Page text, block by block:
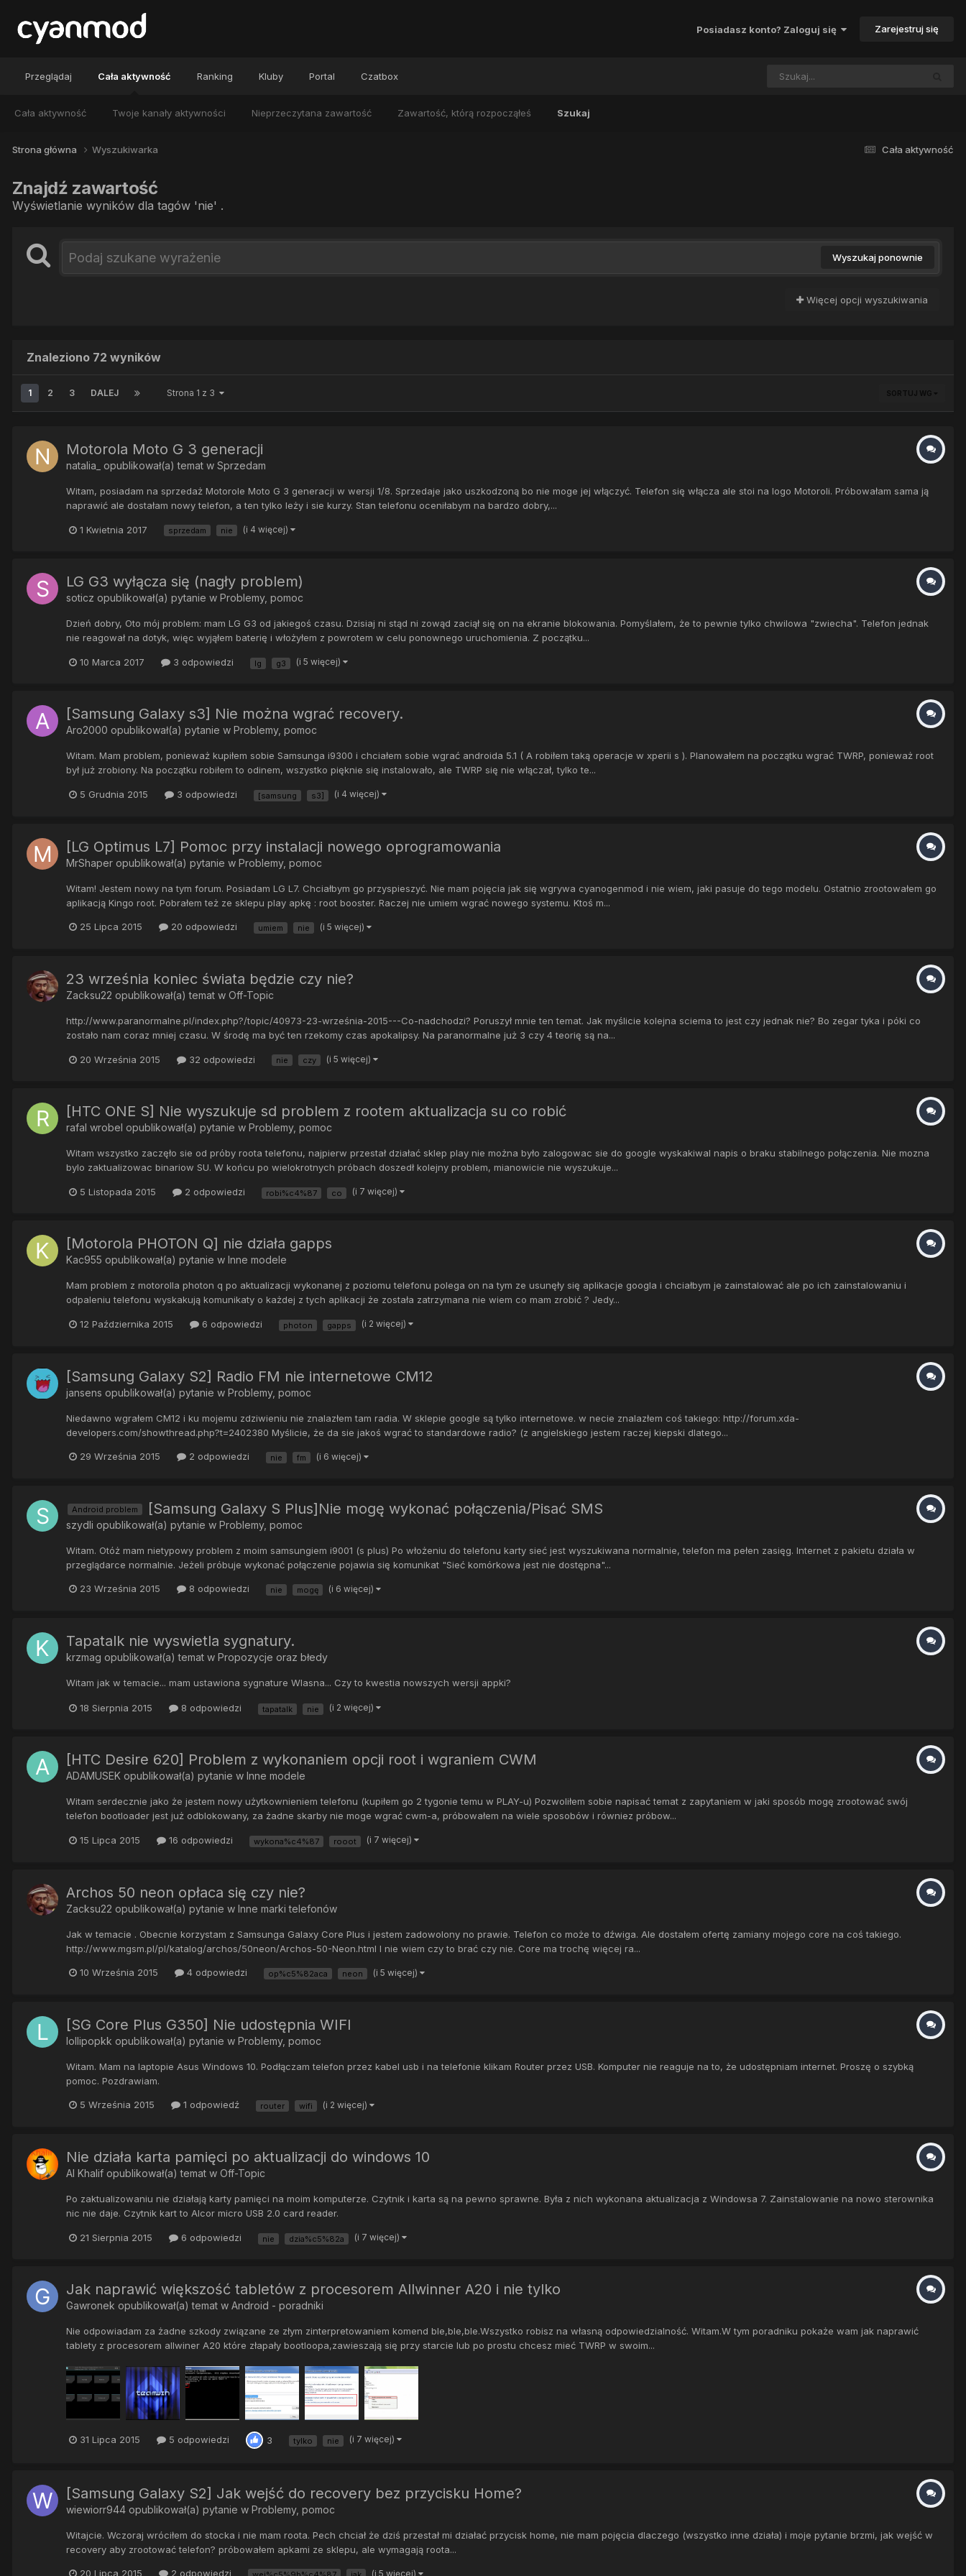
Posiadasz konto? Zaloguj się Zarejestruj się
Przeglądaj Cała aktywność
Cała aktywność Twoje kanały aktywności Nieprzeczytana zawartość Zawartość, którą rozpocząłeś Szukaj
Ranking Kluby Portal Czatbox
Cała aktywność
Strona główna Wyszukiwarka
Znajdź zawartość
Wyświetlanie wyników dla tagów 'nie' .
Wyszukaj ponownie
Więcej opcji wyszukiwania
Znaleziono 72 wyników
1 2 3 DALEJ Strona 1 z 3 SORTUJ WG
Motorola Moto G 3 generacji
natalia_ opublikował(a) temat w Sprzedam
Witam, posiadam na sprzedaż Motorole Moto G 3 generacji w wersji 1/8. Sprzedaje jako uszkodzoną bo nie moge jej włączyć. Telefon się włącza ale stoi na logo Motoroli. Próbowałam sama ją
naprawić ale dostałam nowy telefon, a ten tylko leży i sie kurzy. Stan telefonu oceniłabym na bardzo dobry,...
1 Kwietnia 2017 sprzedam nie (i 4 więcej)
LG G3 wyłącza się (nagły problem)
soticz opublikował(a) pytanie w Problemy, pomoc
Dzień dobry, Oto mój problem: mam LG G3 od jakiegoś czasu. Dzisiaj ni stąd ni zowąd zaciął się on na ekranie blokowania. Pomyślałem, że to pewnie tylko chwilowa "zwiecha". Telefon jednak
nie reagował na dotyk, więc wyjąłem baterię i włożyłem z powrotem w celu ponownego uruchomienia. Z początku...
10 Marca 2017 3 odpowiedzi lg g3 (i 5 więcej)
[Samsung Galaxy s3] Nie można wgrać recovery.
Aro2000 opublikował(a) pytanie w Problemy, pomoc
Witam. Mam problem, ponieważ kupiłem sobie Samsunga i9300 i chciałem sobie wgrać androida 5.1 ( A robiłem taką operacje w xperii s ). Planowałem na początku wgrać TWRP, ponieważ root
był już zrobiony. Na początku robiłem to odinem, wszystko pięknie się instalowało, ale TWRP się nie włączał, tylko te...
5 Grudnia 2015 3 odpowiedzi [samsung s3] (i 4 więcej)
[LG Optimus L7] Pomoc przy instalacji nowego oprogramowania
MrShaper opublikował(a) pytanie w Problemy, pomoc
Witam! Jestem nowy na tym forum. Posiadam LG L7. Chciałbym go przyspieszyć. Nie mam pojęcia jak się wgrywa cyanogenmod i nie wiem, jaki pasuje do tego modelu. Ostatnio zrootowałem go
aplikacją Kingo root. Pobrałem też ze sklepu play apkę : root booster. Raczej nie umiem wgrać nowego systemu. Ktoś m...
25 Lipca 2015 20 odpowiedzi umiem nie (i 5 więcej)
23 września koniec świata będzie czy nie?
Zacksu22 opublikował(a) temat w Off-Topic
http://www.paranormalne.pl/index.php?/topic/40973-23-września-2015---Co-nadchodzi? Poruszył mnie ten temat. Jak myślicie kolejna sciema to jest czy jednak nie? Bo zegar tyka i póki co
zostało nam coraz mniej czasu. W środę ma być ten rzekomy czas apokalipsy. Na paranormalne już 3 czy 4 teorię są na...
20 Września 2015 32 odpowiedzi nie czy (i 5 więcej)
[HTC ONE S] Nie wyszukuje sd problem z rootem aktualizacja su co robić
rafal wrobel opublikował(a) pytanie w Problemy, pomoc
Witam wszystko zaczęło sie od próby roota telefonu, najpierw przestał działać sklep play nie można było zalogowac sie do google wyskakiwal napis o braku stabilnego połączenia. Nie mozna
bylo zaktualizowac binariow SU. W końcu po wielokrotnych próbach doszedł kolejny problem, mianowicie nie wyszukuje...
5 Listopada 2015 2 odpowiedzi robi%c4%87 co (i 7 więcej)
[Motorola PHOTON Q] nie działa gapps
Kac955 opublikował(a) pytanie w Inne modele
Mam problem z motorolla photon q po aktualizacji wykonanej z poziomu telefonu polega on na tym ze usunęły się aplikacje googla i chciałbym je zainstalować ale po ich zainstalowaniu i
odpaleniu telefonu wyskakują komunikaty o każdej z tych aplikacji że została zatrzymana nie wiem co mam zrobić ? Jedy...
12 Października 2015 6 odpowiedzi photon gapps (i 2 więcej)
[Samsung Galaxy S2] Radio FM nie internetowe CM12
jansens opublikował(a) pytanie w Problemy, pomoc
Niedawno wgrałem CM12 i ku mojemu zdziwieniu nie znalazłem tam radia. W sklepie google są tylko internetowe. w necie znalazłem coś takiego: http://forum.xda-
developers.com/showthread.php?t=2402380 Myślicie, że da sie jakoś wgrać to standardowe radio? (z angielskiego jestem raczej kiepski dlatego...
29 Września 2015 2 odpowiedzi nie fm (i 6 więcej)
Android problem [Samsung Galaxy S Plus]Nie mogę wykonać połączenia/Pisać SMS
szydli opublikował(a) pytanie w Problemy, pomoc
Witam. Otóż mam nietypowy problem z moim samsungiem i9001 (s plus) Po włożeniu do telefonu karty sieć jest wyszukiwana normalnie, telefon ma pełen zasięg. Internet z pakietu działa w
przeglądarce normalnie. Jeżeli próbuje wykonać połączenie pojawia się komunikat "Sieć komórkowa jest nie dostępna"...
23 Września 2015 8 odpowiedzi nie mogę (i 6 więcej)
Tapatalk nie wyswietla sygnatury.
krzmag opublikował(a) temat w Propozycje oraz błedy
Witam jak w temacie... mam ustawiona sygnature Wlasna... Czy to kwestia nowszych wersji appki?
18 Sierpnia 2015 8 odpowiedzi tapatalk nie (i 2 więcej)
[HTC Desire 620] Problem z wykonaniem opcji root i wgraniem CWM
ADAMUSEK opublikował(a) pytanie w Inne modele
Witam serdecznie jako że jestem nowy użytkownieniem telefonu (kupiłem go 2 tygonie temu w PLAY-u) Pozwoliłem sobie napisać temat z zapytaniem w jaki sposób mogę zrootować swój
telefon bootloader jest już odblokowany, za żadne skarby nie moge wgrać cwm-a, próbowałem na wiele sposobów i równiez próbow...
15 Lipca 2015 16 odpowiedzi wykona%c4%87 rooot (i 7 więcej)
Archos 50 neon opłaca się czy nie?
Zacksu22 opublikował(a) pytanie w Inne marki telefonów
Jak w temacie . Obecnie korzystam z Samsunga Galaxy Core Plus i jestem zadowolony no prawie. Telefon co może to dźwiga. Ale dostałem ofertę zamiany mojego core na coś takiego.
http://www.mgsm.pl/pl/katalog/archos/50neon/Archos-50-Neon.html I nie wiem czy to brać czy nie. Core ma trochę więcej ra...
10 Września 2015 4 odpowiedzi op%c5%82aca neon (i 5 więcej)
[SG Core Plus G350] Nie udostępnia WIFI
lollipopkk opublikował(a) pytanie w Problemy, pomoc
Witam. Mam na laptopie Asus Windows 10. Podłączam telefon przez kabel usb i na telefonie klikam Router przez USB. Komputer nie reaguje na to, że udostępniam internet. Proszę o szybką
pomoc. Pozdrawiam.
5 Września 2015 1 odpowiedź router wifi (i 2 więcej)
Nie działa karta pamięci po aktualizacji do windows 10
Al Khalif opublikował(a) temat w Off-Topic
Po zaktualizowaniu nie działają karty pamięci na moim komputerze. Czytnik i karta są na pewno sprawne. Była z nich wykonana aktualizacja z Windowsa 7. Zainstalowanie na nowo sterownika
nic nie daje. Czytnik kart to Alcor micro USB 2.0 card reader.
21 Sierpnia 2015 6 odpowiedzi nie dzia%c5%82a (i 7 więcej)
Jak naprawić większość tabletów z procesorem Allwinner A20 i nie tylko
Gawronek opublikował(a) temat w Android - poradniki
Nie odpowiadam za żadne szkody związane ze złym zinterpretowaniem komend ble,ble,ble.Wszystko robisz na własną odpowiedzialność. Witam.W tym poradniku pokaże wam jak naprawić
tablety z procesorem allwiner A20 które złapały bootloopa,zawieszają się przy starcie lub po prostu chcesz mieć TWRP w swoim...
31 Lipca 2015 5 odpowiedzi 3 tylko nie (i 7 więcej)
[Samsung Galaxy S2] Jak wejść do recovery bez przycisku Home?
wiewiorr944 opublikował(a) pytanie w Problemy, pomoc
Witajcie. Wczoraj wróciłem do stocka i nie mam roota. Pech chciał że dziś przestał mi działać przycisk home, nie mam pojęcia dlaczego (wszystko inne działa) i moje pytanie brzmi, jak wejść w
recovery aby zrootować telefon? próbowałem apkami ze sklepu, ale wymagają roota...
20 Lipca 2015 2 odpowiedzi (i 5 więcej)